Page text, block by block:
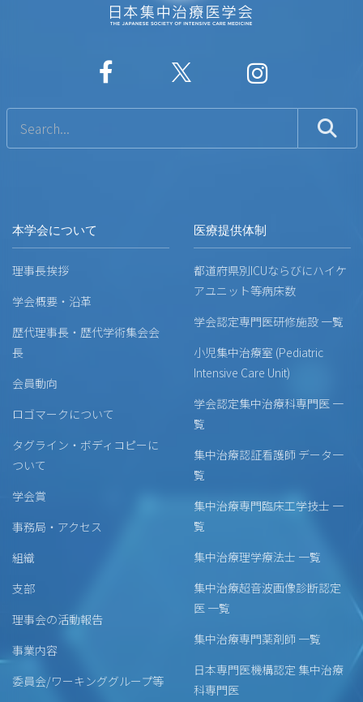
本学会について
理事長挨拶
学会概要・沿革
歴代理事長・歴代学術集会会
長
会員動向
ロゴマークについて
タグライン・ボディコピーに
ついて
学会賞
事務局・アクセス
組織
支部
理事会の活動報告
事業内容
委員会/ワーキンググループ等
医療提供体制
都道府県別ICUならびにハイケ
アユニット等病床数
学会認定専門医研修施設 一覧
小児集中治療室 (Pediatric
Intensive Care Unit)
学会認定集中治療科専門医 一
覧
集中治療認証看護師 データ一
覧
集中治療専門臨床工学技士 一
覧
集中治療理学療法士 一覧
集中治療超音波画像診断認定
医 一覧
集中治療専門薬剤師 一覧
日本専門医機構認定 集中治療
科専門医